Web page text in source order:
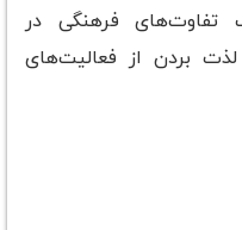
تفاوت‌های فرهنگی در
لذت بردن از فعالیت‌های